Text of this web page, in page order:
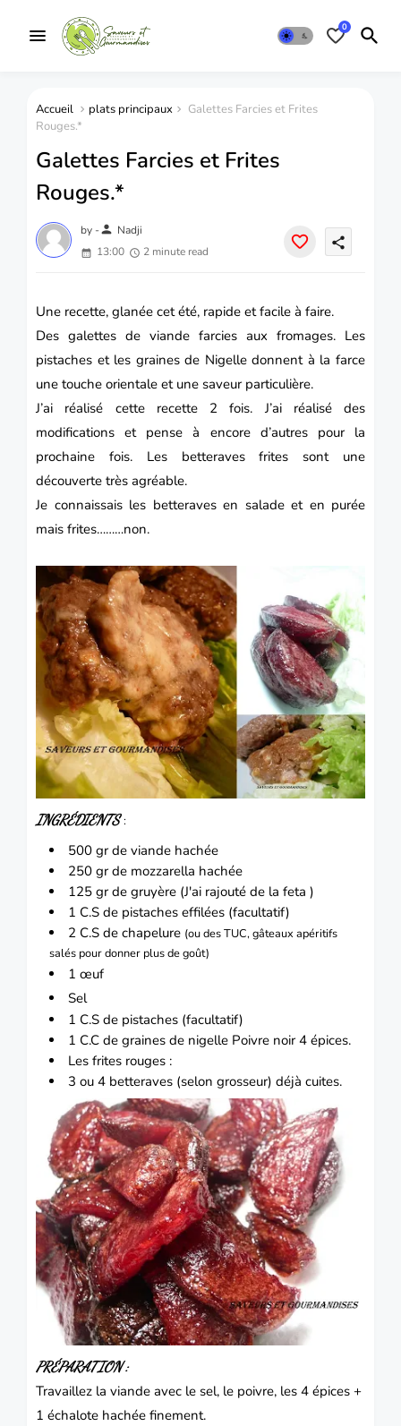
0
Accueil plats principaux
Galettes Farcies et Frites
Rouges.*
Galettes Farcies et Frites
Rouges.*
by -person Nadji
13:00
2 minute read
share
Une recette, glanée cet été, rapide et facile à faire.
Des galettes de viande farcies aux fromages. Les
pistaches et les graines de Nigelle donnent à la farce
une touche orientale et une saveur particulière.
J’ai réalisé cette recette 2 fois.
J’ai réalisé des
modifications et pense à encore d’autres pour la
prochaine fois.
Les betteraves frites sont une
découverte très agréable.
Je connaissais les betteraves en salade et en purée
mais frites………non.
INGRÉDIENTS:
500 gr de viande hachée
250 gr de mozzarella hachée
125 gr de gruyère (J'ai rajouté de la feta )
1 C.S de pistaches effilées (facultatif)
2 C.S de chapelure (ou des TUC, gâteaux apéritifs
salés pour donner plus de goût)
1 œuf
Sel
1 C.S de pistaches (facultatif)
1 C.C de graines de nigelle Poivre noir 4 épices.
Les frites rouges :
3 ou 4 betteraves (selon grosseur) déjà cuites.
PRÉPARATION :
Travaillez la viande avec le sel, le poivre, les 4 épices +
1 échalote hachée finement.